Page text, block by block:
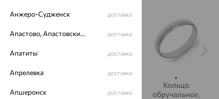
обручальное,
обручальное,
Кольцо
обручальное,
Анжеро-Судженск доставка
Апастово, Апастовский район доставка
Апатиты доставка
Апрелевка доставка
Апшеронск доставка